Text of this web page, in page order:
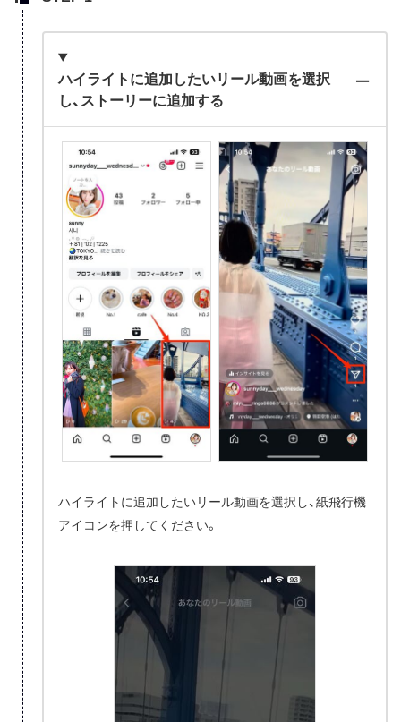
ハイライトに追加したいリール動画を選択
し、ストーリーに追加する
ハイライトに追加したいリール動画を選択し、紙飛行機
アイコンを押してください。